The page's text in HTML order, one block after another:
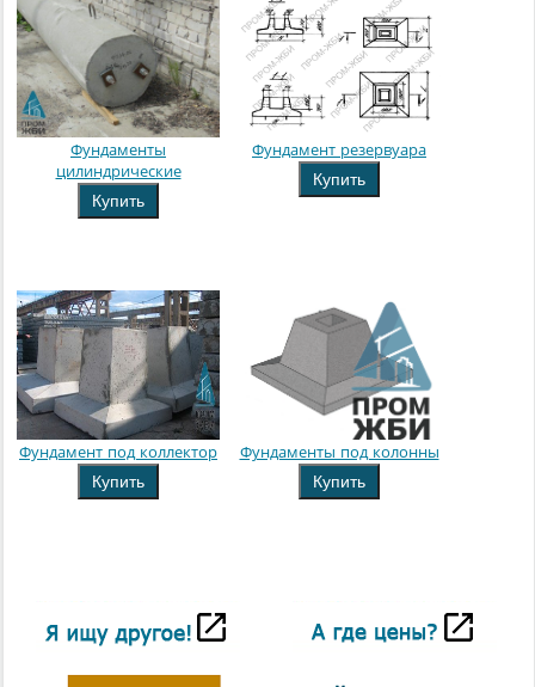
Фундаменты
цилиндрические
Купить
Фундамент резервуара
Купить
Фундамент под коллектор
Купить
Фундаменты под колонны
Купить